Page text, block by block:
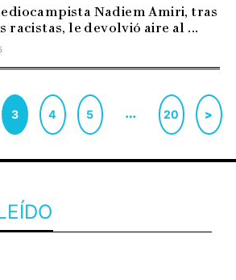
Nadiem Amiri, tras
racistas, le devolvió aire al ...
3 4 5 … 20 >